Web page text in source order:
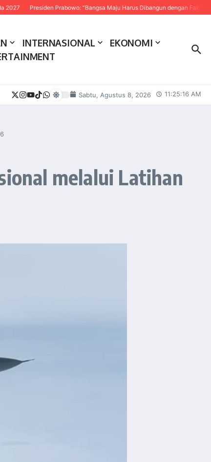
Presiden Prabowo: “Bangsa Maju Harus Dibangun dengan Fakta dan
INTERNASIONAL
EKONOMI
Sabtu, Agustus 8, 2026 11:25:17 AM
melalui Latihan